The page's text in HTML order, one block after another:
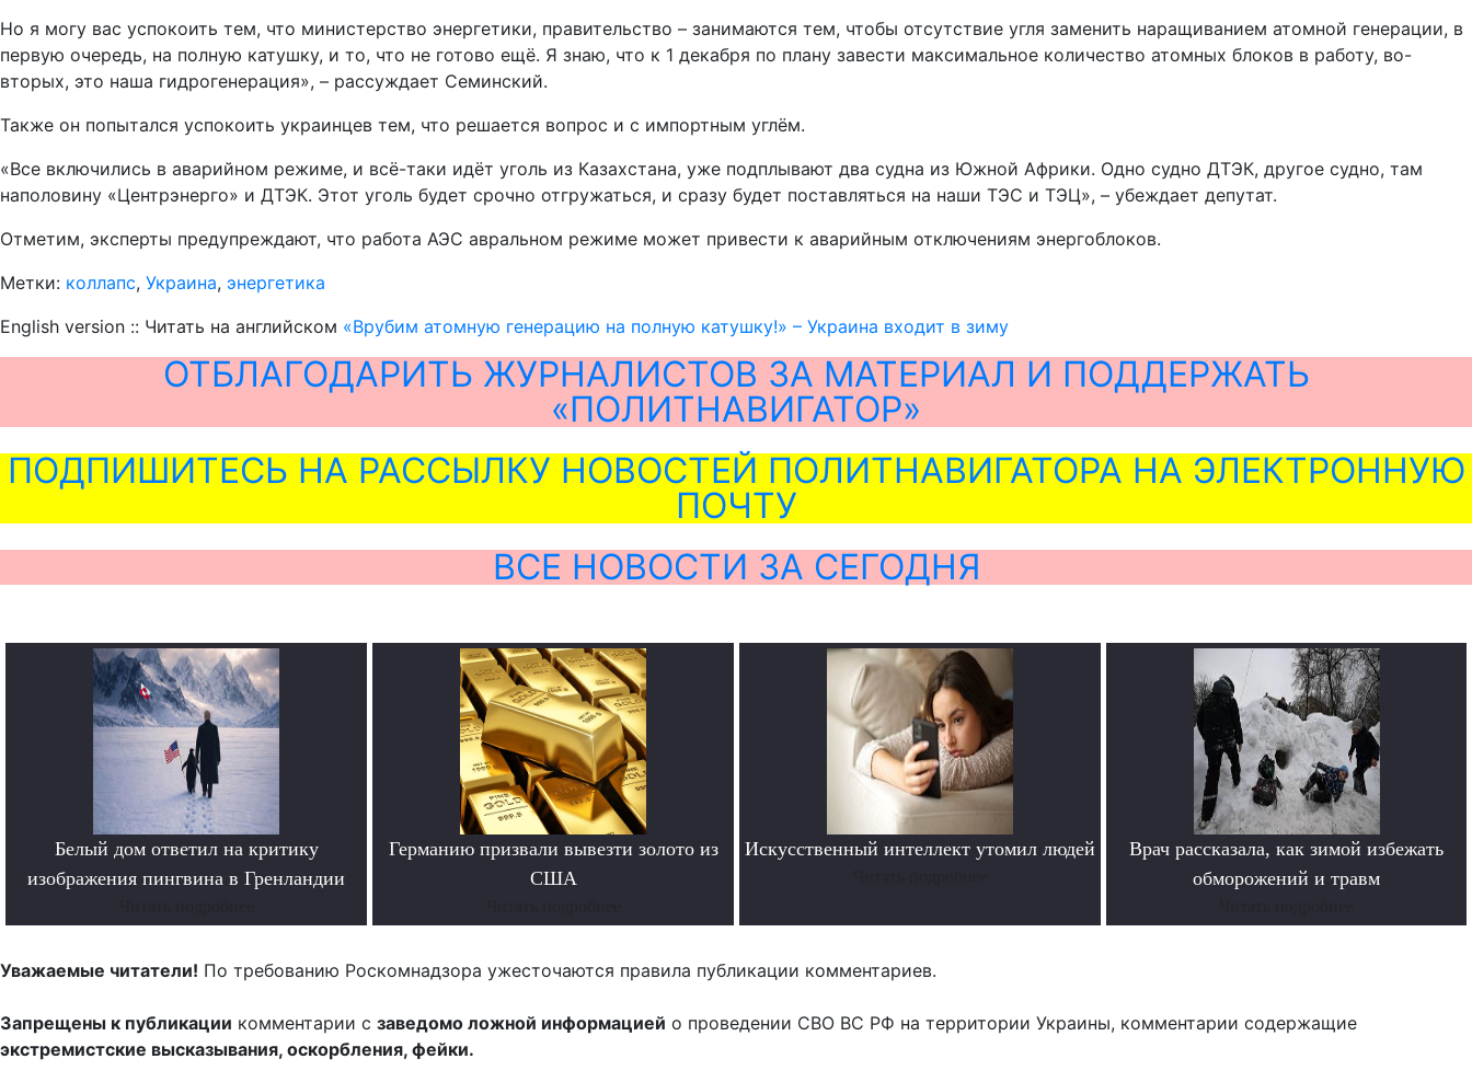
Но я могу вас успокоить тем, что министерство энергетики, правительство – занимаются тем, чтобы отсутствие угля заменить наращиванием атомной генерации, в
первую очередь, на полную катушку, и то, что не готово ещё. Я знаю, что к 1 декабря по плану завести максимальное количество атомных блоков в работу, во-
вторых, это наша гидрогенерация», – рассуждает Семинский.
Также он попытался успокоить украинцев тем, что решается вопрос и с импортным углём.
«Все включились в аварийном режиме, и всё-таки идёт уголь из Казахстана, уже подплывают два судна из Южной Африки. Одно судно ДТЭК, другое судно, там
наполовину «Центрэнерго» и ДТЭК. Этот уголь будет срочно отгружаться, и сразу будет поставляться на наши ТЭС и ТЭЦ», – убеждает депутат.
Отметим, эксперты предупреждают, что работа АЭС авральном режиме может привести к аварийным отключениям энергоблоков.
Метки: коллапс, Украина, энергетика
English version :: Читать на английском «Врубим атомную генерацию на полную катушку!» – Украина входит в зиму
ОТБЛАГОДАРИТЬ ЖУРНАЛИСТОВ ЗА МАТЕРИАЛ И ПОДДЕРЖАТЬ
«ПОЛИТНАВИГАТОР»
ПОДПИШИТЕСЬ НА РАССЫЛКУ НОВОСТЕЙ ПОЛИТНАВИГАТОРА НА ЭЛЕКТРОННУЮ
ПОЧТУ
ВСЕ НОВОСТИ ЗА СЕГОДНЯ
Белый дом ответил на критику
изображения пингвина в Гренландии
Германию призвали вывезти золото из
США
Искусственный интеллект утомил людей
Врач рассказала, как зимой избежать
обморожений и травм
Уважаемые читатели! По требованию Роскомнадзора ужесточаются правила публикации комментариев.
Запрещены к публикации комментарии с заведомо ложной информацией о проведении СВО ВС РФ на территории Украины, комментарии содержащие
экстремистские высказывания, оскорбления, фейки.